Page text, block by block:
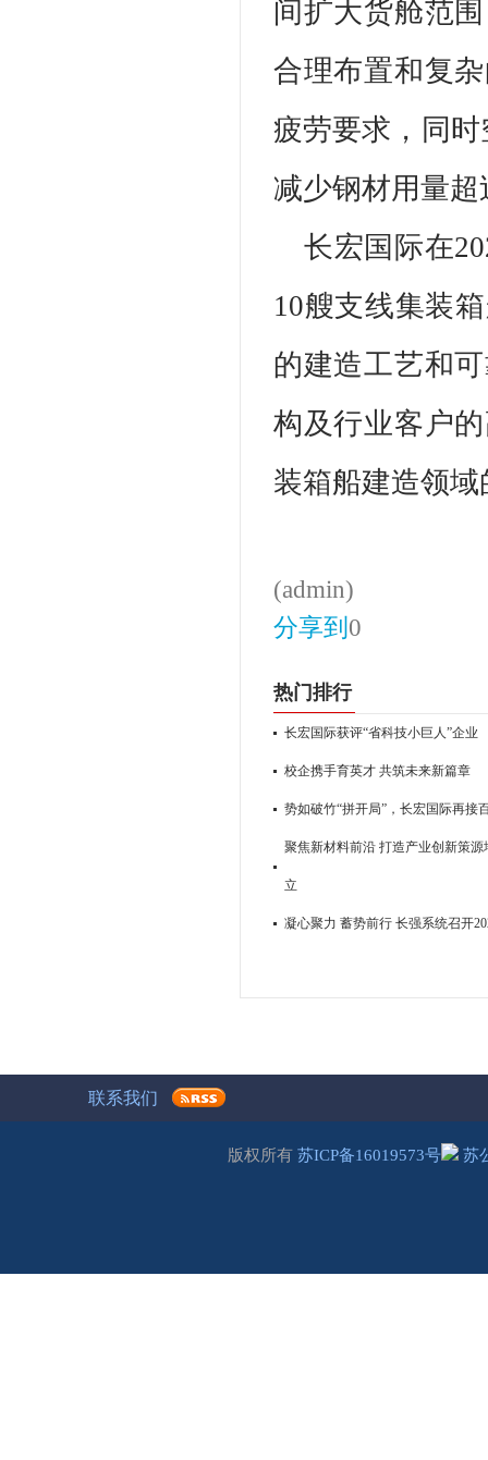
间扩大货舱范
合理布置和复
疲劳要求，同
减少钢材用量超
长宏国际在
10艘支线集装
的建造工艺和
构及行业客户
装箱船建造领
(admin)
分享到 0
热门排行
长宏国际获评“省科技小巨人”企业
校企携手育英才 共筑未来新篇章
势如破竹“拼开局”，长宏国际再接
聚焦新材料前沿 打造产业创新策
立
凝心聚力 蓄势前行 长强系统召开
联系我们
版权所有 苏ICP备16019573号 苏